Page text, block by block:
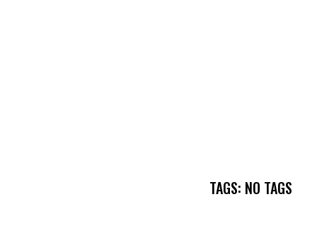
TAGS: NO TAGS